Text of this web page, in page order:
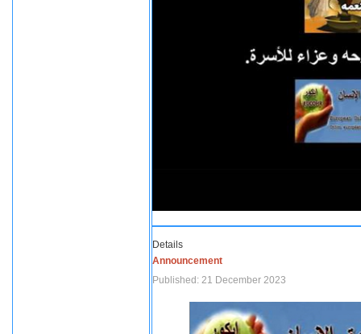
Details
Announcement
Published: 21 December 2023